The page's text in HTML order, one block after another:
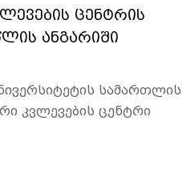
ცენტრის
ანგარიში
სამართლის
კვლევების ცენტრი